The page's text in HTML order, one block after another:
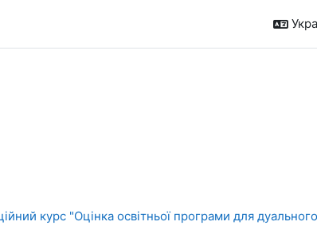
курс "Оцінка освітньої програми для